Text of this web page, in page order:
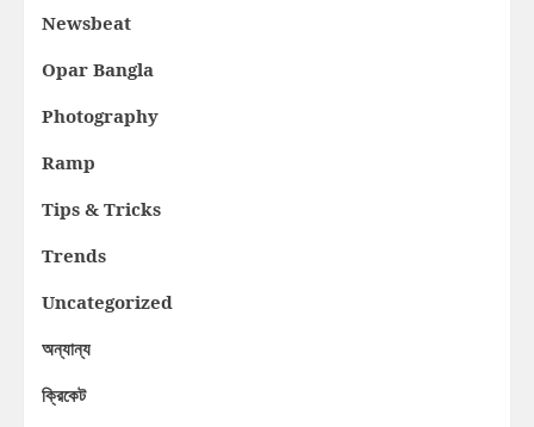
Newsbeat
Opar Bangla
Photography
Ramp
Tips & Tricks
Trends
Uncategorized
অন্যান্য
ক্রিকেট